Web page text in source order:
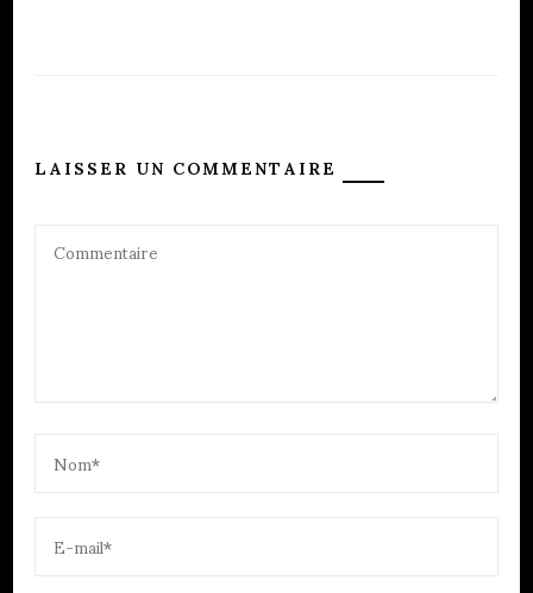
LAISSER UN COMMENTAIRE